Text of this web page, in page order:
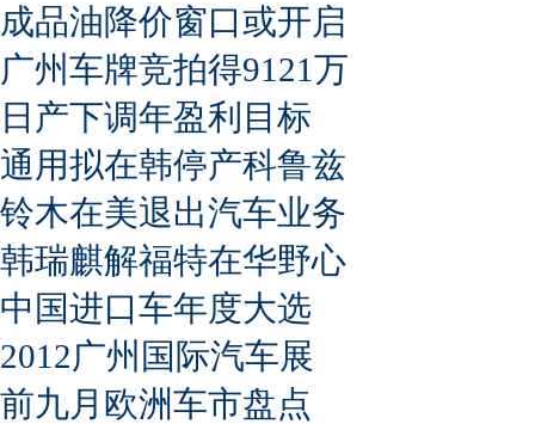
成品油降价窗口或开启
广州车牌竞拍得9121万
日产下调年盈利目标
通用拟在韩停产科鲁兹
铃木在美退出汽车业务
韩瑞麒解福特在华野心
中国进口车年度大选
2012广州国际汽车展
前九月欧洲车市盘点